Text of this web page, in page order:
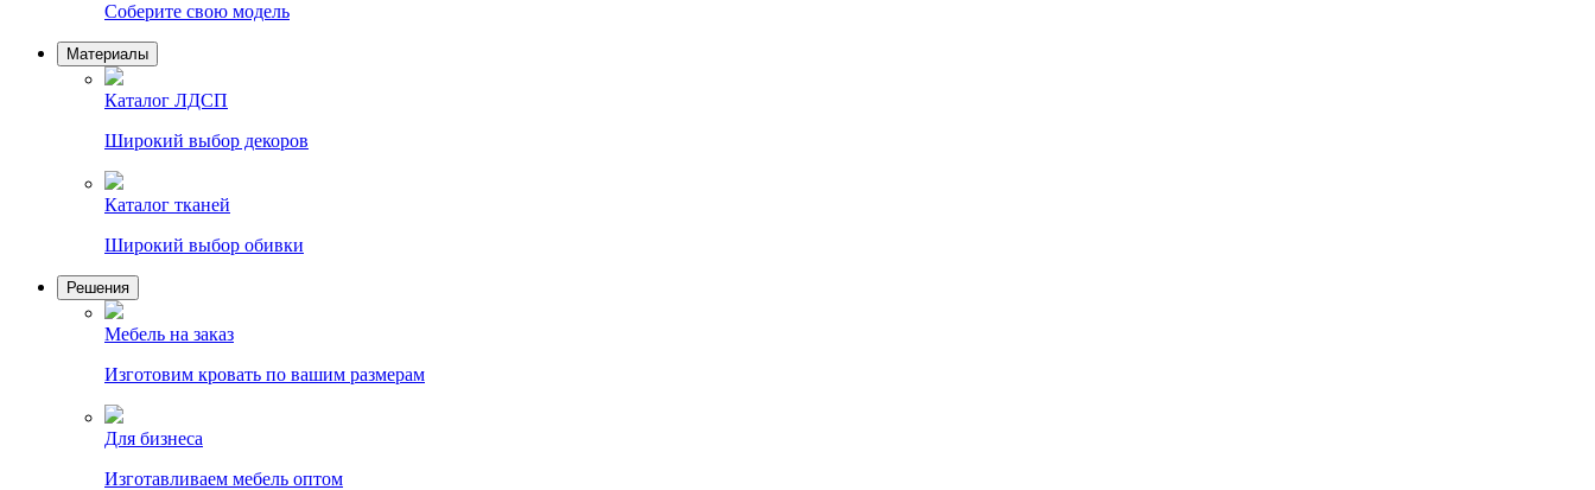
Соберите свою модель
Материалы
Каталог ЛДСП
Широкий выбор декоров
Каталог тканей
Широкий выбор обивки
Решения
Мебель на заказ
Изготовим кровать по вашим размерам
Для бизнеса
Изготавливаем мебель оптом